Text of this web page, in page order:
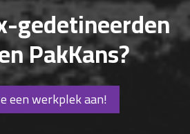
gedetineerden
PakKans?
een werkplek aan!